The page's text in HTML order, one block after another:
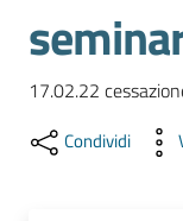
Studi
e
Statistica
17.02.22
Condividi